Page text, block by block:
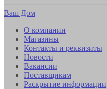
Ваш Дом
О компании
Магазины
Контакты и реквизиты
Новости
Вакансии
Поставщикам
Раскрытие информации